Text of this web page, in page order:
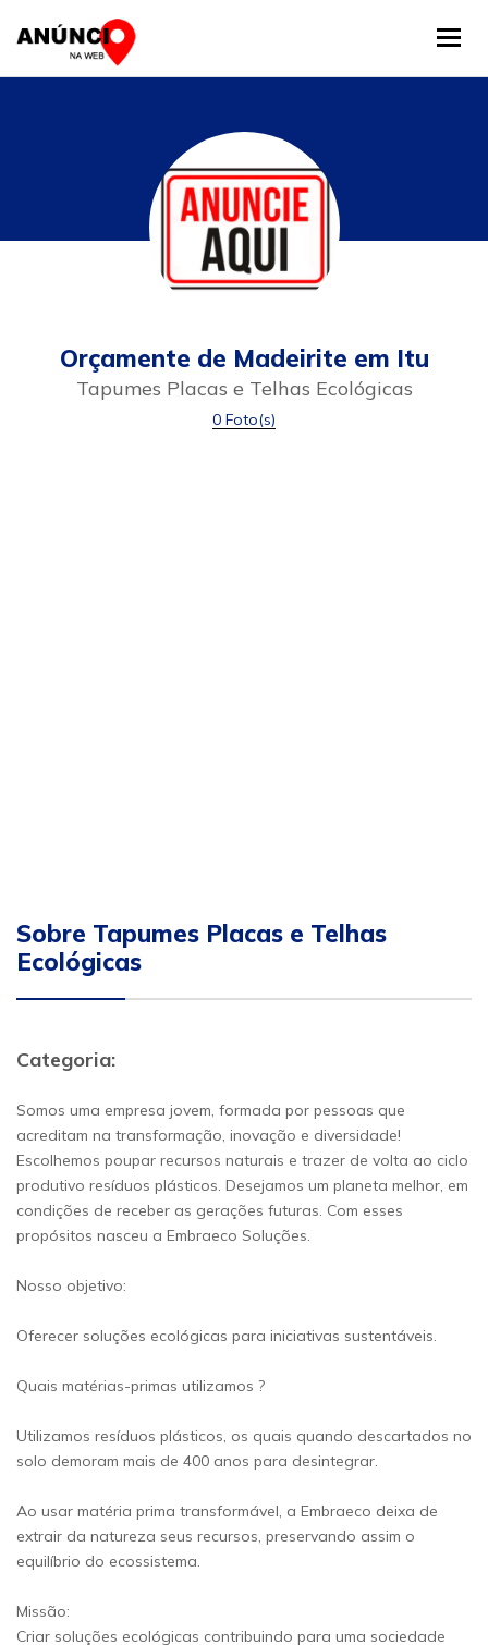
Orçamente de Madeirite em Itu
Tapumes Placas e Telhas Ecológicas
0 Foto(s)
Sobre Tapumes Placas e Telhas
Ecológicas
Categoria:
Somos uma empresa jovem, formada por pessoas que
acreditam na transformação, inovação e diversidade!
Escolhemos poupar recursos naturais e trazer de volta ao ciclo
produtivo resíduos plásticos. Desejamos um planeta melhor, em
condições de receber as gerações futuras. Com esses
propósitos nasceu a Embraeco Soluções.
Nosso objetivo:
Oferecer soluções ecológicas para iniciativas sustentáveis.
Quais matérias-primas utilizamos ?
Utilizamos resíduos plásticos, os quais quando descartados no
solo demoram mais de 400 anos para desintegrar.
Ao usar matéria prima transformável, a Embraeco deixa de
extrair da natureza seus recursos, preservando assim o
equilíbrio do ecossistema.
Missão:
Criar soluções ecológicas contribuindo para uma sociedade